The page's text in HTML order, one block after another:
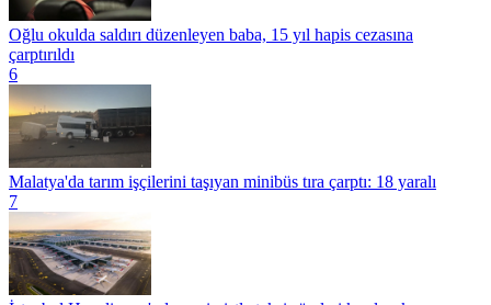
Oğlu okulda saldırı düzenleyen baba, 15 yıl hapis cezasına
çarptırıldı
6
Malatya'da tarım işçilerini taşıyan minibüs tıra çarptı: 18 yaralı
7